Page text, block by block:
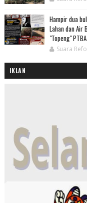
Hampir dua
Lahan dan Air
"Topeng"
Suara
IKLAN